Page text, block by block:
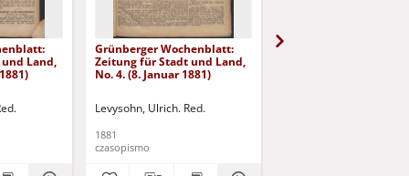
Land,
Grünberger Wochenblatt:
Zeitung für Stadt und Land,
No. 4. (8. Januar 1881)
Levysohn, Ulrich. Red.
1881
czasopismo